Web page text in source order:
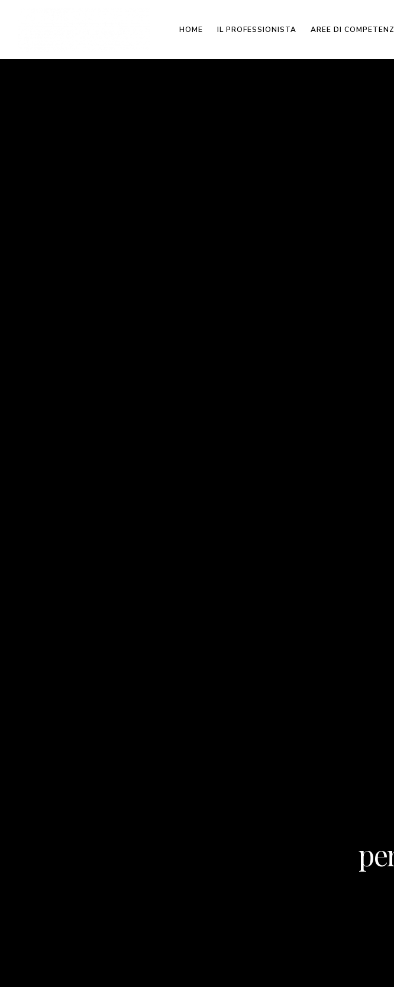
HOME IL PROFESSIONISTA AREE DI